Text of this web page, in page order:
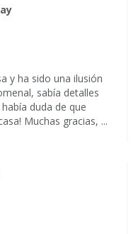
y ha sido una ilusión
sabía detalles
duda de que
Muchas gracias, ...